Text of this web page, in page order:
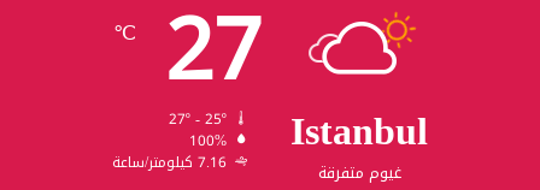
Istanbul
غيوم متفرقة
27
℃
100%
7.16 كيلومتر/ساعة